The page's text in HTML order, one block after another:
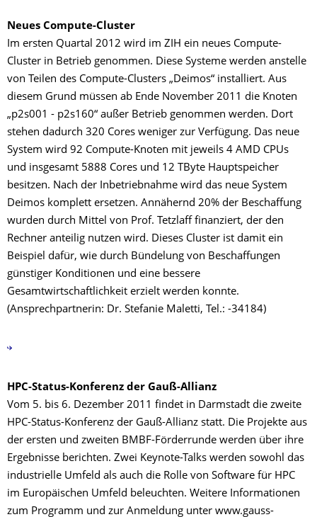
Neues Compute-Cluster
Im ersten Quartal 2012 wird im ZIH ein neues Compute-
Cluster in Betrieb genommen. Diese Systeme werden anstelle
von Teilen des Compute-Clusters „Deimos“ installiert. Aus
diesem Grund müssen ab Ende November 2011 die Knoten
„p2s001 - p2s160“ außer Betrieb genommen werden. Dort
stehen dadurch 320 Cores weniger zur Verfügung. Das neue
System wird 92 Compute-Knoten mit jeweils 4 AMD CPUs
und insgesamt 5888 Cores und 12 TByte Hauptspeicher
besitzen. Nach der Inbetriebnahme wird das neue System
Deimos komplett ersetzen. Annähernd 20% der Beschaffung
wurden durch Mittel von Prof. Tetzlaff finanziert, der den
Rechner anteilig nutzen wird. Dieses Cluster ist damit ein
Beispiel dafür, wie durch Bündelung von Beschaffungen
günstiger Konditionen und eine bessere
Gesamtwirtschaftlichkeit erzielt werden konnte.
(Ansprechpartnerin: Dr. Stefanie Maletti, Tel.: -34184)
HPC-Status-Konferenz der Gauß-Allianz
Vom 5. bis 6. Dezember 2011 findet in Darmstadt die zweite
HPC-Status-Konferenz der Gauß-Allianz statt. Die Projekte aus
der ersten und zweiten BMBF-Förderrunde werden über ihre
Ergebnisse berichten. Zwei Keynote-Talks werden sowohl das
industrielle Umfeld als auch die Rolle von Software für HPC
im Europäischen Umfeld beleuchten. Weitere Informationen
zum Programm und zur Anmeldung unter www.gauss-